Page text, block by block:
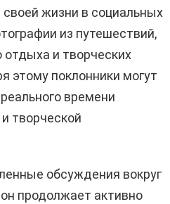
жизни в социальных
из путешествий,
отдыха и творческих
этому поклонники могут
времени
творческой
обсуждения вокруг
продолжает активно